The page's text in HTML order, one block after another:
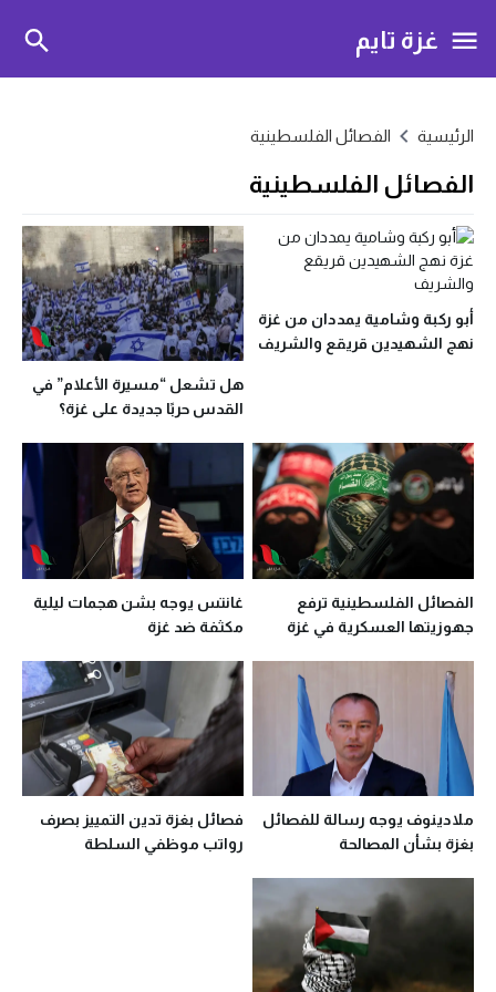
غزة تايم
الرئيسية الفصائل الفلسطينية
الفصائل الفلسطينية
أبو ركبة وشامية يمددان من غزة
نهج الشهيدين قريقع والشريف
هل تشعل “مسيرة الأعلام” في
القدس حربًا جديدة على غزة؟
الفصائل الفلسطينية ترفع
جهوزيتها العسكرية في غزة
غانتس يوجه بشن هجمات ليلية
مكثفة ضد غزة
ملادينوف يوجه رسالة للفصائل
بغزة بشأن المصالحة
فصائل بغزة تدين التمييز بصرف
رواتب موظفي السلطة